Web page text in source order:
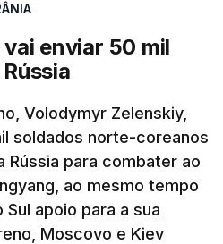
enviar 50 mil
Volodymyr Zelenskiy,
soldados norte-coreanos
Rússia para combater ao
ao mesmo tempo
apoio para a sua
Moscovo e Kiev